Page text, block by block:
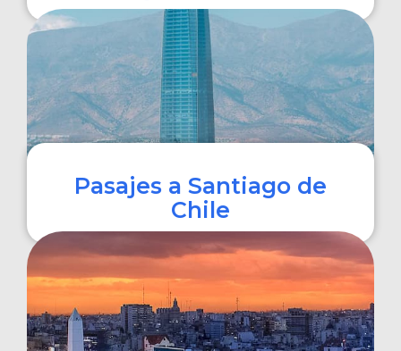
COMPRAR
Pasajes a Santiago de
Chile